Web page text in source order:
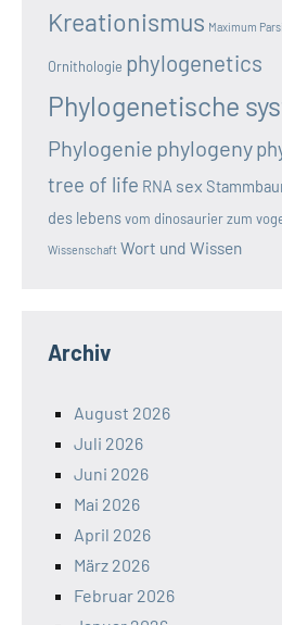
Kreationismus Maximum
Ornithologie phylogenetics
Phylogenetische
Phylogenie phylogeny
tree of life RNA sex
des lebensvom dinosaurier zum
Wissenschaft Wort und Wissen
Archiv
August 2026
Juli 2026
Juni 2026
Mai 2026
April 2026
März 2026
Februar 2026